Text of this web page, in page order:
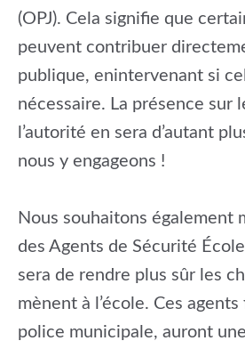
(OPJ). Cela signifie que
peuvent contribuer
publique, enintervenant si
nécessaire. La présence sur
l’autorité en sera d’autant
nous y engageons !
Nous souhaitons également
des Agents de Sécurité
sera de rendre plus sûr les
mènent à l’école. Ces
police municipale, auront